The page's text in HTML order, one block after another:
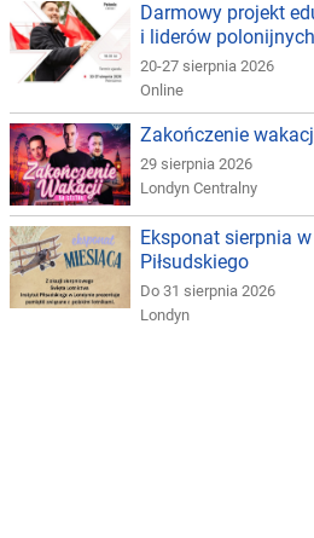
Darmowy projekt
i liderów
20-27 sierpnia 2026
Online
Zakończenie
29 sierpnia 2026
Londyn Centralny
Eksponat sierpnia
Piłsudskiego
Do 31 sierpnia 2026
Londyn